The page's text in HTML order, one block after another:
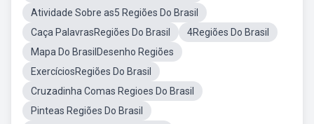
Atividade Sobre as5 Regiões Do Brasil
Caça PalavrasRegiões Do Brasil
4Regiões Do Brasil
Mapa Do BrasilDesenho Regiões
ExercíciosRegiões Do Brasil
Cruzadinha Comas Regioes Do Brasil
Pinteas Regiões Do Brasil